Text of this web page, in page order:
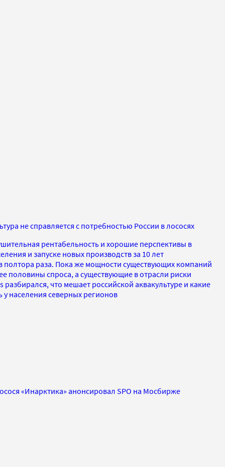
не справляется с потребностью России в лососях
рентабельность и хорошие перспективы в
и запуске новых производств за 10 лет
полтора раза. Пока же мощности существующих компаний
половины спроса, а существующие в отрасли риски
что мешает российской аквакультуре и какие
у населения северных регионов
«Инарктика» анонсировал SPO на Мосбирже